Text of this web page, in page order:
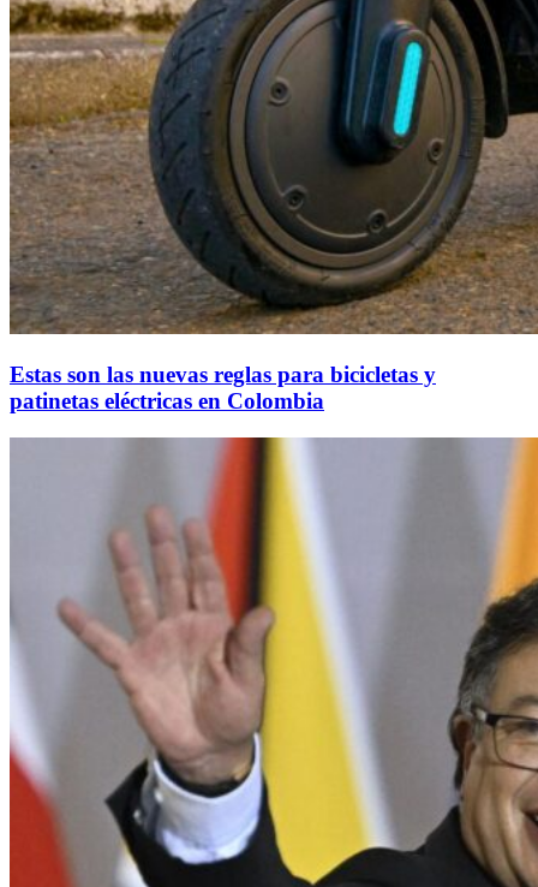
Estas son las nuevas reglas para bicicletas y
patinetas eléctricas en Colombia